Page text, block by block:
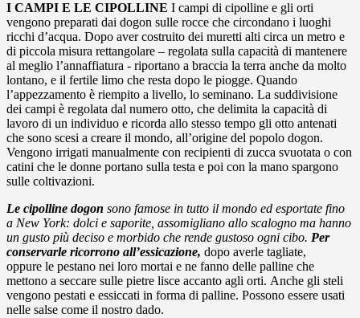
I CAMPI E LE CIPOLLINE I campi di cipolline e gli orti
vengono preparati dai dogon sulle rocce che circondano i luoghi
ricchi d’acqua. Dopo aver costruito dei muretti alti circa un metro e
di piccola misura rettangolare – regolata sulla capacità di mantenere
al meglio l’annaffiatura - riportano a braccia la terra anche da molto
lontano, e il fertile limo che resta dopo le piogge. Quando
l’appezzamento è riempito a livello, lo seminano. La suddivisione
dei campi è regolata dal numero otto, che delimita la capacità di
lavoro di un individuo e ricorda allo stesso tempo gli otto antenati
che sono scesi a creare il mondo, all’origine del popolo dogon.
Vengono irrigati manualmente con recipienti di zucca svuotata o con
catini che le donne portano sulla testa e poi con la mano spargono
sulle coltivazioni.
Le cipolline dogon sono famose in tutto il mondo ed esportate fino
a New York: dolci e saporite, assomigliano allo scalogno ma hanno
un gusto più deciso e morbido che rende gustoso ogni cibo. Per
conservarle ricorrono all’essicazione, dopo averle tagliate,
oppure le pestano nei loro mortai e ne fanno delle palline che
mettono a seccare sulle pietre lisce accanto agli orti. Anche gli steli
vengono pestati e essiccati in forma di palline. Possono essere usati
nelle salse come il nostro dado.